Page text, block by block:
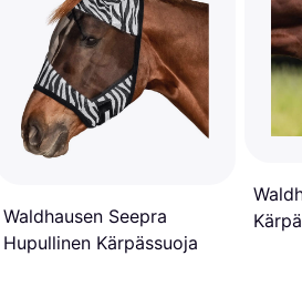
Waldhausen Seepra
Hupullinen Kärpässuoja